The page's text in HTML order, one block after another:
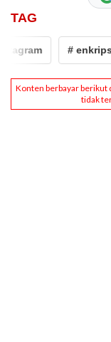
TAG
# enkripsi